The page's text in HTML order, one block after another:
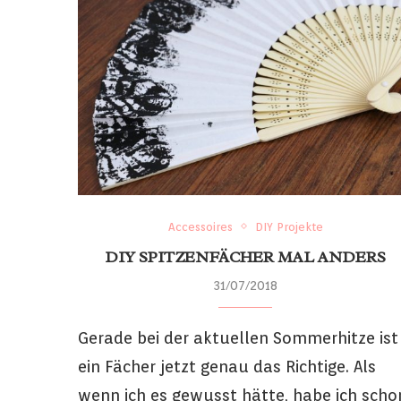
Accessoires DIY Projekte
DIY SPITZENFÄCHER MAL ANDERS
31/07/2018
Gerade bei der aktuellen Sommerhitze ist
ein Fächer jetzt genau das Richtige. Als
wenn ich es gewusst hätte, habe ich